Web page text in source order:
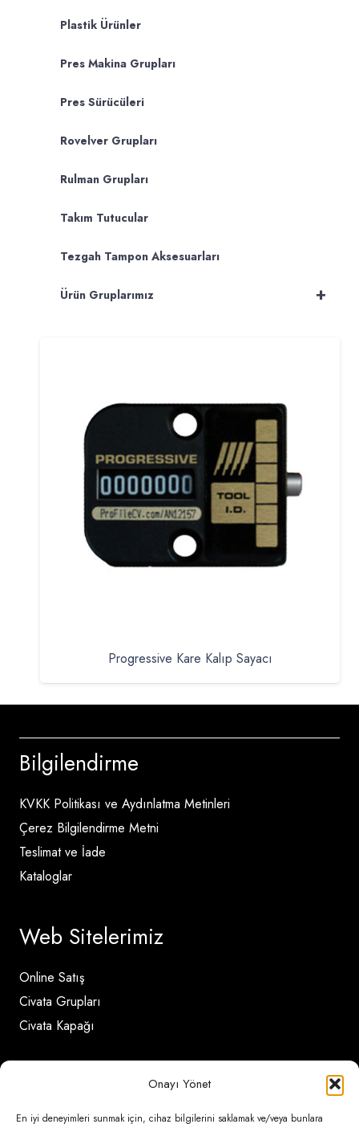
Onayı Yönet
En iyi deneyimleri sunmak için, cihaz bilgilerini saklamak ve/veya bunlara
Plastik Ürünler
Pres Makina Grupları
Pres Sürücüleri
Rovelver Grupları
Rulman Grupları
Takım Tutucular
Tezgah Tampon Aksesuarları
+
Ürün Gruplarımız
Progressive Kare Kalıp Sayacı
Bilgilendirme
KVKK Politikası ve Aydınlatma Metinleri
Çerez Bilgilendirme Metni
Teslimat ve İade
Kataloglar
Web Sitelerimiz
Online Satış
Civata Grupları
Civata Kapağı
İletişim Detayları